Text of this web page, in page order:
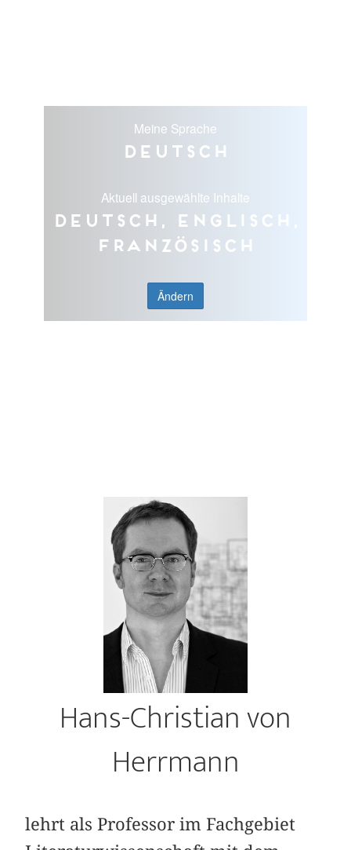
Meine Sprache
Deutsch
Aktuell ausgewählte Inhalte
Deutsch, Englisch,
Französisch
Ändern
Hans-Christian von
Herrmann
lehrt als Professor im Fachgebiet